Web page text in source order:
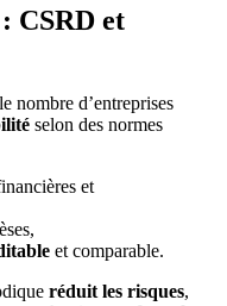
CSRD et
nombre d’entreprises
selon des normes
et
et comparable.
réduit les risques,